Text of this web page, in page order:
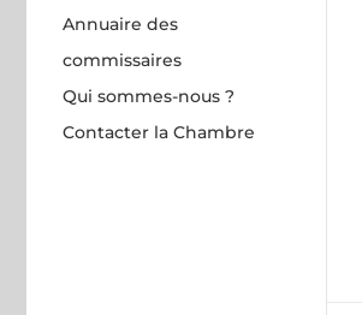
Annuaire des
commissaires
Qui sommes-nous ?
Contacter la Chambre